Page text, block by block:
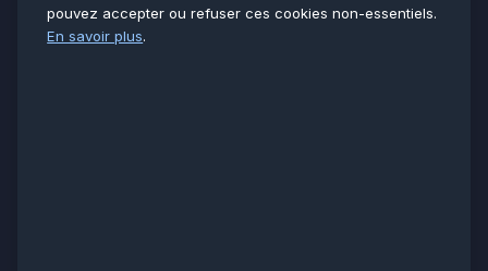
Voir toutes les villes →
pouvez accepter ou refuser ces cookies non-essentiels.
En savoir plus.